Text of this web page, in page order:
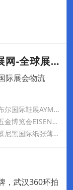
厦门德讯会展有限公司（出展网-全球展会预
际展会物流
布局欧亚鞋类市场：2027年土耳其伊斯坦布尔国际鞋展AYMOD参展推荐
开拓欧洲五金市场：2028年德国科隆国际五金博览会EISENWARENMESSE参展推荐
抢占全球纸张薄膜加工市场：2027年德国慕尼黑国际纸张薄膜加工展览会ICE Europe参展推荐
，武汉360环拍